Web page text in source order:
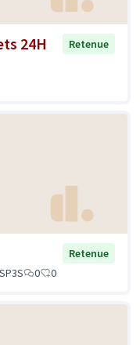
24H
Retenue
Retenue
0 0